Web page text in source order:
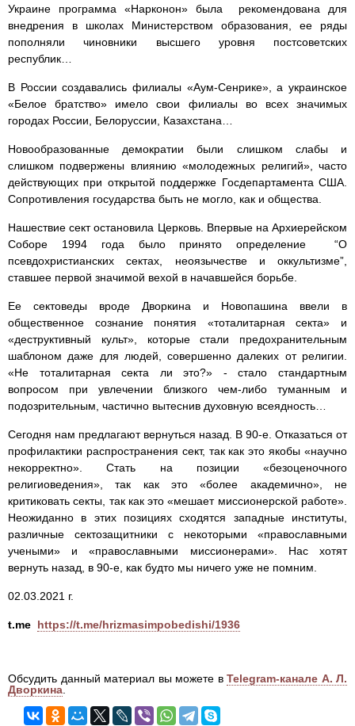
Украине программа «Нарконон» была рекомендована для
внедрения в школах Министерством образования, ее ряды
пополняли чиновники высшего уровня постсоветских
республик…
В России создавались филиалы «Аум-Сенрике», а украинское
«Белое братство» имело свои филиалы во всех значимых
городах России, Белоруссии, Казахстана…
Новообразованные демократии были слишком слабы и
слишком подвержены влиянию «молодежных религий», часто
действующих при открытой поддержке Госдепартамента США.
Сопротивления государства быть не могло, как и общества.
Нашествие сект остановила Церковь. Впервые на Архиерейском
Соборе 1994 года было принято определение “О
псевдохристианских сектах, неоязычестве и оккультизме”,
ставшее первой значимой вехой в начавшейся борьбе.
Ее сектоведы вроде Дворкина и Новопашина ввели в
общественное сознание понятия «тоталитарная секта» и
«деструктивный культ», которые стали предохранительным
шаблоном даже для людей, совершенно далеких от религии.
«Не тоталитарная секта ли это?» - стало стандартным
вопросом при увлечении близкого чем-либо туманным и
подозрительным, частично вытеснив духовную всеядность…
Сегодня нам предлагают вернуться назад. В 90-е. Отказаться от
профилактики распространения сект, так как это якобы «научно
некорректно». Стать на позиции «безоценочного
религиоведения», так как это «более академично», не
критиковать секты, так как это «мешает миссионерской работе».
Неожиданно в этих позициях сходятся западные институты,
различные сектозащитники с некоторыми «православными
учеными» и «православными миссионерами». Нас хотят
вернуть назад, в 90-е, как будто мы ничего уже не помним.
02.03.2021 г.
t.me https://t.me/hrizmasimpobedishi/1936
Обсудить данный материал вы можете в Telegram-канале А. Л.
Дворкина